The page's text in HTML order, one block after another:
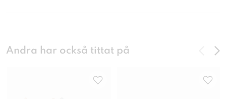
Andra har också tittat på